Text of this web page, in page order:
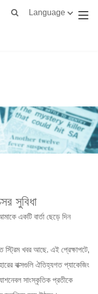
Language
সুবিধা
একটি বার্তা ছেড়ে দিন
স্ট্রিম খবর আছে. এই প্রেক্ষাপটে,
বাক্সগুলি ঐতিহ্যগত প্যাকেজিং
সাংস্কৃতিক প্রতীকে